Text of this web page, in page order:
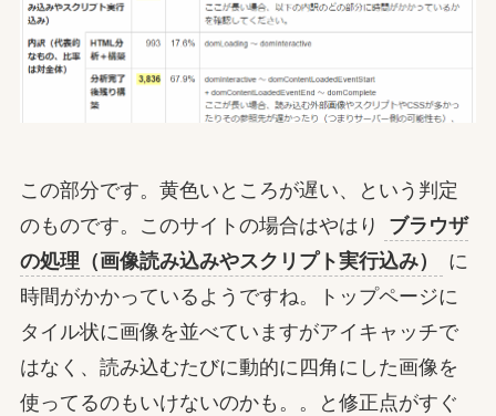
この部分です。黄色いところが遅い、という判定
のものです。このサイトの場合はやはり
ブラウザ
の処理（画像読み込みやスクリプト実行込み）
に
時間がかかっているようですね。トップページに
タイル状に画像を並べていますがアイキャッチで
はなく、読み込むたびに動的に四角にした画像を
使ってるのもいけないのかも。。と修正点がすぐ